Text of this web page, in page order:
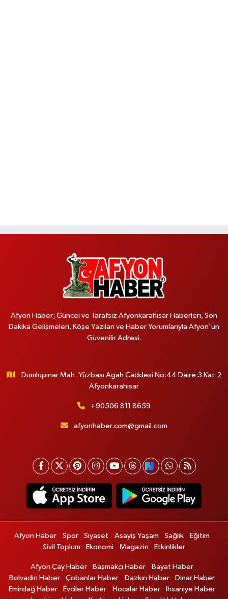
Afyon Haber; Güncel ve Tarafsız Afyonkarahisar Haberleri, Son
Dakika Gelişmeleri, Köşe Yazıları ve Haber Yorumlarıyla Afyon'un
Güvenilir Adresi.
Dumlupınar Mah. Yüzbaşı Agah Caddesi No:44 Daire:3 Kat:2
Afyonkarahisar
+90506 811 8659
afyonhaber.com@gmail.com
Afyon Haber Spor Siyaset Asayiş Yaşam Sağlık
Eğitim
Sivil Toplum
Ekonomi Magazin Etkinlikler
Afyon Çay Haber Başmakçı Haber
Bayat Haber
Bolvadin Haber
Çobanlar Haber Dazkırı Haber
Dinar Haber
Emirdağ Haber
Evciler Haber Hocalar Haber
İhsaniye Haber